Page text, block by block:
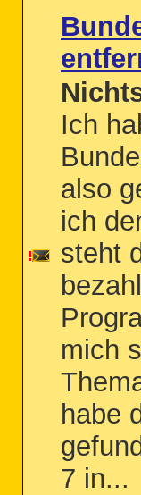
Ich
also
ich
steht
mich
habe
7 in...